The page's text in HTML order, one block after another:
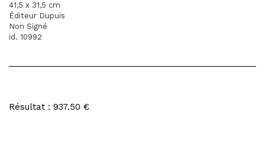
41,5 x 31,5 cm
Éditeur Dupuis
Non Signé
id. 10992
Résultat : 937.50 €